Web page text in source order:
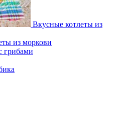
Вкусные котлеты из
из моркови
грибами